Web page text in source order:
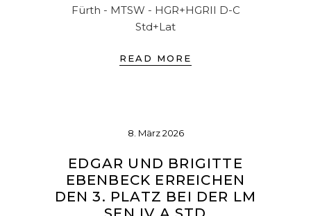
Fürth - MTSW - HGR+HGRII D-C
Std+Lat
READ MORE
8. März 2026
EDGAR UND BRIGITTE
EBENBECK ERREICHEN
DEN 3. PLATZ BEI DER LM